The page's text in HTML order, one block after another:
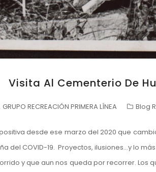
Visita Al Cementerio De
GRUPO RECREACIÓN PRIMERA LÍNEA Blog
desde ese marzo del 2020 que
del COVID-19. Proyectos, ilusiones…y lo
y que aun nos queda por recorrer. Los